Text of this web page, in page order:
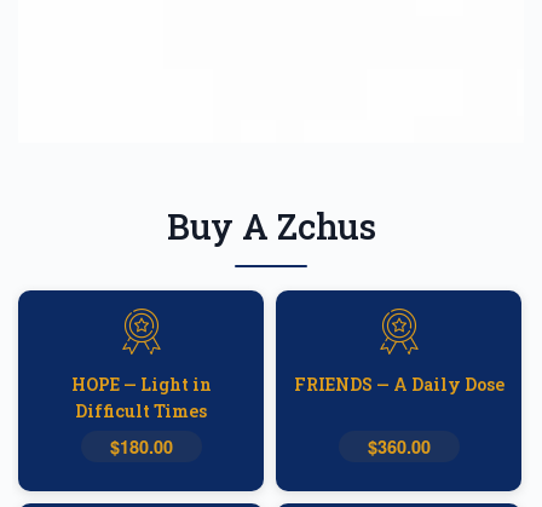
Buy A Zchus
HOPE — Light in
Difficult Times
$180.00
FRIENDS — A Daily Dose
$360.00